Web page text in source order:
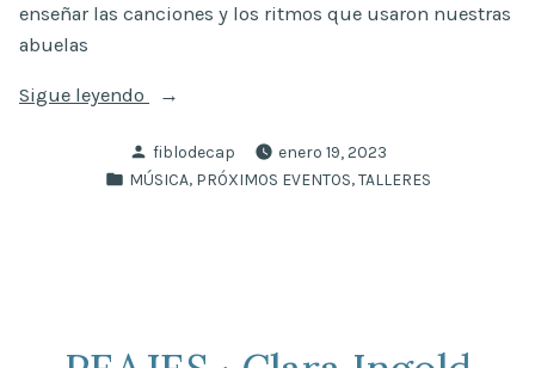
enseñar las canciones y los ritmos que usaron nuestras
abuelas
Sigue leyendo
«Taller
Percusión
y
Publicado
por
fiblodecap
enero 19, 2023
Publicado
MÚSICA PRÓXIMOS EVENTOS TALLERES